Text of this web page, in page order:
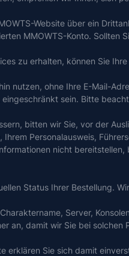
Website über ein
MMOWTS-Konto.
zu erhalten, können Sie
nutzen, ohne Ihre E-Mail-
sein. Bitte
bitten wir Sie, vor der
Personalausweis,
nicht
Status Ihrer Bestellung.
Server,
an, damit wir Sie bei
erklären Sie sich damit